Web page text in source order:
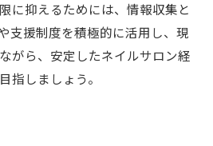
に抑えるためには、情報収集と
支援制度を積極的に活用し、現
がら、安定したネイルサロン経
指しましょう。